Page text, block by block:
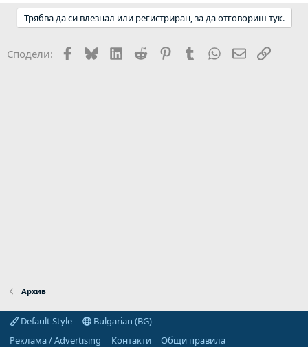
Трябва да си влезнал или регистриран, за да отговориш тук.
Сподели: Facebook
BlueskyLinkedIn
Reddit PinterestTumblr WhatsApp
EmailLink
Архив
Default Style
Bulgarian (BG)
Реклама / Advertising
Контакти
Общи правила